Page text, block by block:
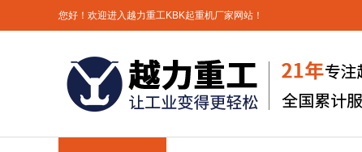
您好！欢迎进入越力重工KBK起重机厂家网站！